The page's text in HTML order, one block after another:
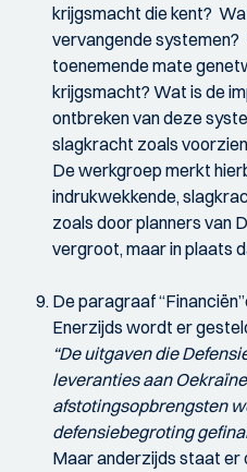
krijgsmacht die kent?
vervangende systemen?
toenemende mate
krijgsmacht? Wat is de
ontbreken van deze
slagkracht zoals
De werkgroep merkt
indrukwekkende,
zoals door planners van
vergroot, maar in plaats
De paragraaf
Enerzijds wordt er
“De uitgaven die
leveranties aan
afstotingsopbrengsten
defensiebegroting
Maar anderzijds staat er